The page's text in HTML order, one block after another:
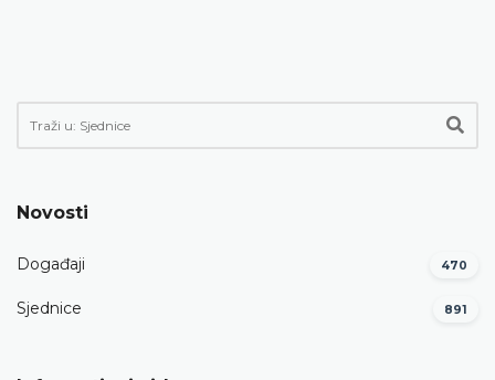
Novosti
Događaji 470
Sjednice 891